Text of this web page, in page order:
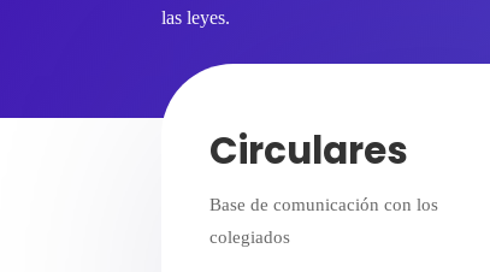
las leyes.
Circulares
Base de comunicación con los
colegiados